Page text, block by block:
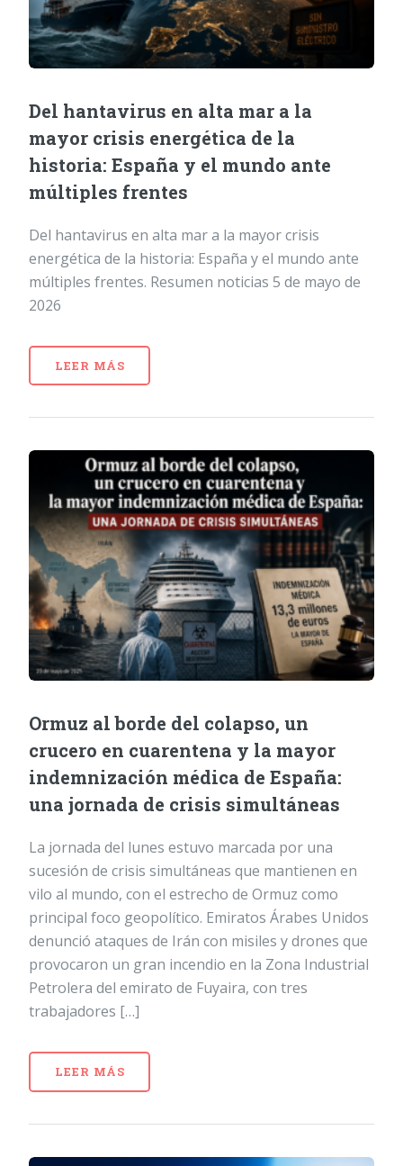
Del hantavirus en alta mar a la
mayor crisis energética de la
historia: España y el mundo ante
múltiples frentes
Del hantavirus en alta mar a la mayor crisis
energética de la historia: España y el mundo ante
múltiples frentes. Resumen noticias 5 de mayo de
2026
LEER MÁS
Ormuz al borde del colapso, un
crucero en cuarentena y la mayor
indemnización médica de España:
una jornada de crisis simultáneas
La jornada del lunes estuvo marcada por una
sucesión de crisis simultáneas que mantienen en
vilo al mundo, con el estrecho de Ormuz como
principal foco geopolítico. Emiratos Árabes Unidos
denunció ataques de Irán con misiles y drones que
provocaron un gran incendio en la Zona Industrial
Petrolera del emirato de Fuyaira, con tres
trabajadores […]
LEER MÁS